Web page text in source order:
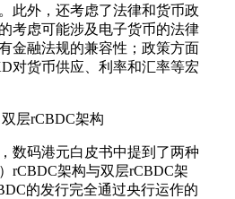
此外，还考虑了法律和货币政
考虑可能涉及电子货币的法律
金融法规的兼容性；政策方面
对货币供应、利率和汇率等宏
层rCBDC架构
数码港元白皮书中提到了两种
rCBDC架构与双层rCBDC架
的发行完全通过央行运作的